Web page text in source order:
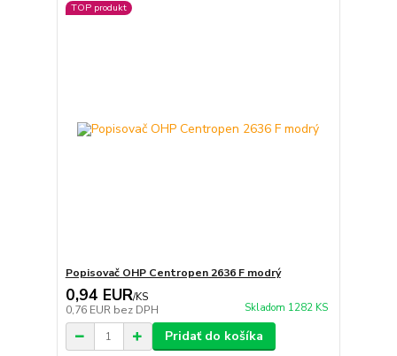
TOP produkt
Popisovač OHP Centropen 2636 F modrý
0,94 EUR/KS
0,76 EUR bez DPH Skladom 1282 KS
Pridať do košíka